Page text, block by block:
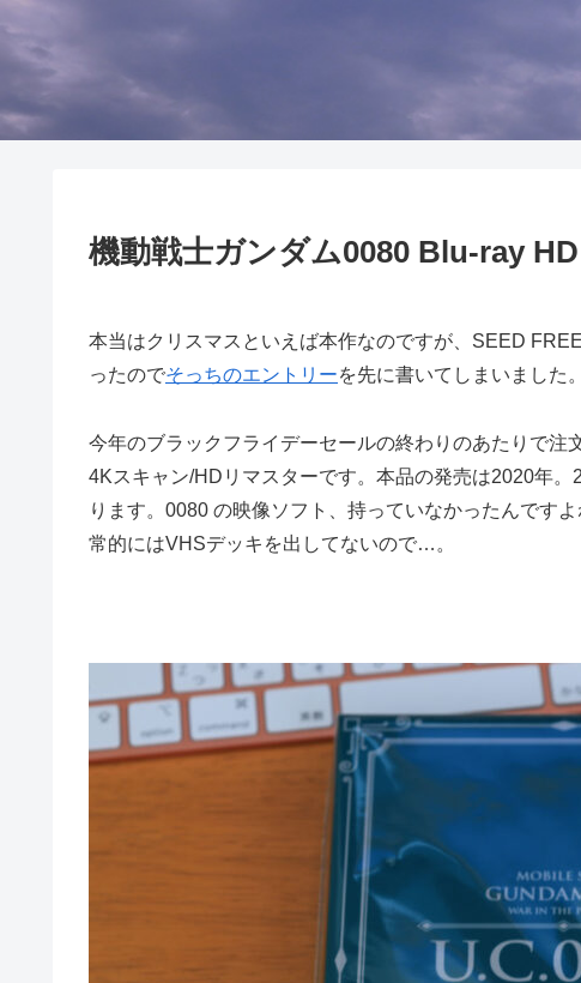
機動戦士ガンダム0080 Blu-ray
本当はクリスマスといえば本作なのですが、SEED
ったのでそっちのエントリーを先に書いてしまいました。
今年のブラックフライデーセールの終わりのあたりで
4Kスキャン/HDリマスターです。本品の発売は2020年
ります。0080 の映像ソフト、持っていなかったんです
常的にはVHSデッキを出してないので…。